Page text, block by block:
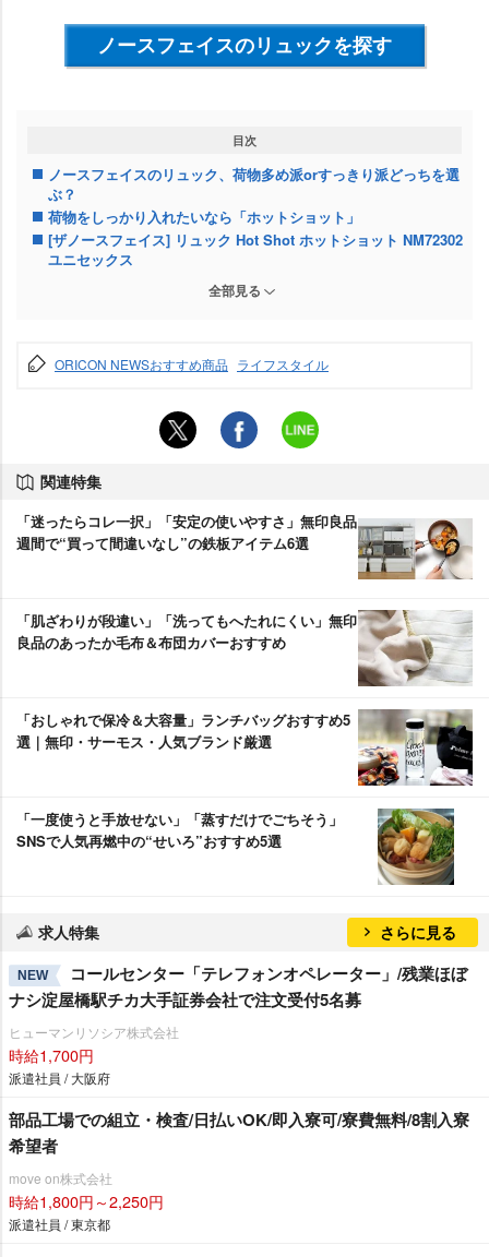
ノースフェイスのリュックを探す
目次
ノースフェイスのリュック、荷物多め派orすっきり派どっちを選
ぶ？
荷物をしっかり入れたいなら「ホットショット」
[ザノースフェイス] リュック Hot Shot ホットショット NM72302
ユニセックス
街になじむデザインで選ぶなら「ボルダーデイパック」
[ザ・ノース・フェイス] レディース リュックサック W Never
NMW82350 通勤 通学 ナイロン バックパック 18L
全部見る
ORICON NEWSおすすめ商品 ライフスタイル
関連特集
「迷ったらコレ一択」「安定の使いやすさ」無印良品
週間で“買って間違いなし”の鉄板アイテム6選
「肌ざわりが段違い」「洗ってもへたれにくい」無印
良品のあったか毛布＆布団カバーおすすめ
「おしゃれで保冷＆大容量」ランチバッグおすすめ5
選｜無印・サーモス・人気ブランド厳選
「一度使うと手放せない」「蒸すだけでごちそう」
SNSで人気再燃中の“せいろ”おすすめ5選
求人特集 さらに見る
NEW
コールセンター「テレフォンオペレーター」/残業ほぼ
ナシ淀屋橋駅チカ大手証券会社で注文受付5名募
ヒューマンリソシア株式会社
時給1,700円
派遣社員 / 大阪府
部品工場での組立・検査/日払いOK/即入寮可/寮費無料/8割入寮
希望者
move on株式会社
時給1,800円～2,250円
派遣社員 / 東京都